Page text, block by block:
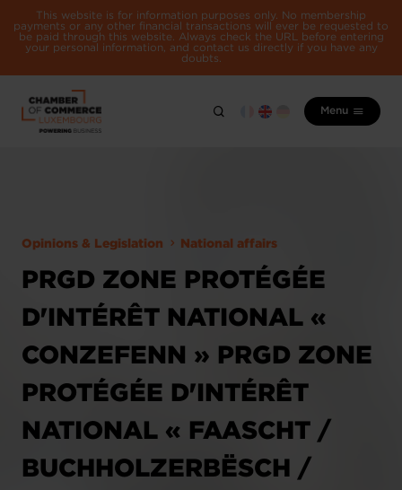
This website is for information purposes only. No membership
payments or any other financial transactions will ever be requested to
be paid through this website. Always check the URL before entering
your personal information, and contact us directly if you have any
doubts.
Menu
Opinions & Legislation National affairs
PRGD ZONE PROTÉGÉE
D'INTÉRÊT NATIONAL «
CONZEFENN » PRGD ZONE
PROTÉGÉE D'INTÉRÊT
NATIONAL « FAASCHT /
BUCHHOLZERBËSCH /